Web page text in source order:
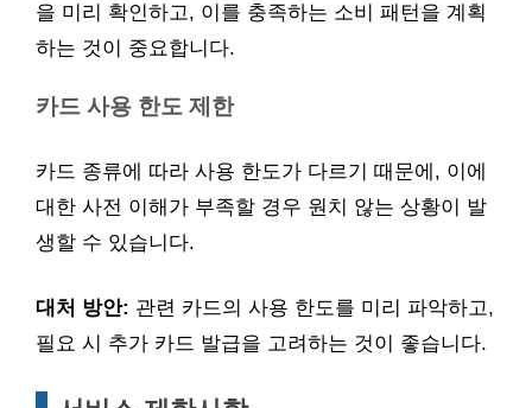
을 미리 확인하고, 이를 충족하는 소비 패턴을 계획
하는 것이 중요합니다.
카드 사용 한도 제한
카드 종류에 따라 사용 한도가 다르기 때문에, 이에
대한 사전 이해가 부족할 경우 원치 않는 상황이 발
생할 수 있습니다.
대처 방안: 관련 카드의 사용 한도를 미리 파악하고,
필요 시 추가 카드 발급을 고려하는 것이 좋습니다.